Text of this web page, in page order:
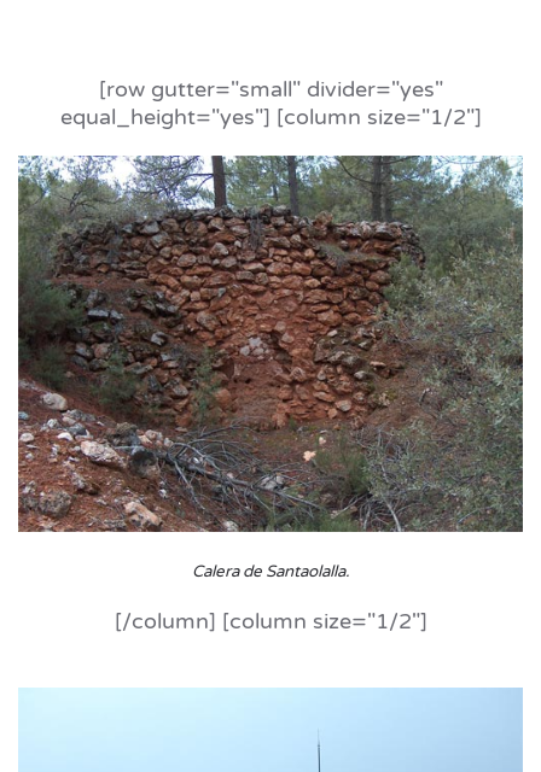
[row gutter="small" divider="yes"
equal_height="yes"] [column size="1/2"]
Calera de Santaolalla.
[/column] [column size="1/2"]